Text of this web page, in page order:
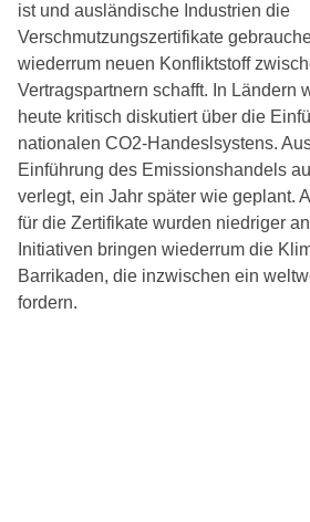
ist und ausländische Industrien die
Verschmutzungszertifikate
wiederrum neuen Konfliktstoff
Vertragspartnern schafft. In Ländern
heute kritisch diskutiert über die
nationalen CO2-Handeslsystens.
Einführung des Emissionshandels
verlegt, ein Jahr später wie geplant.
für die Zertifikate wurden niedriger
Initiativen bringen wiederrum die
Barrikaden, die inzwischen ein
fordern.